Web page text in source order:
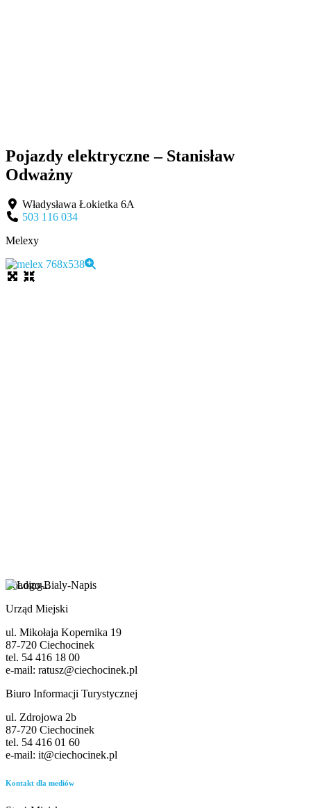
Pojazdy elektryczne – Stanisław
Odważny
Władysława Łokietka 6A
503 116 034
Melexy
Loading...
Urząd Miejski
ul. Mikołaja Kopernika 19
87-720 Ciechocinek
tel. 54 416 18 00
e-mail: ratusz@ciechocinek.pl
Biuro Informacji Turystycznej
ul. Zdrojowa 2b
87-720 Ciechocinek
tel. 54 416 01 60
e-mail: it@ciechocinek.pl
Kontakt dla mediów